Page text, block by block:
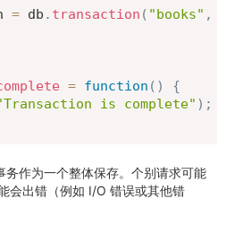
= db . transaction ( "books" ,
= function ( )
{
is complete" ) ;
务作为一个整体保存。个别请求可能
会出错（例如 I/O 错误或其他错